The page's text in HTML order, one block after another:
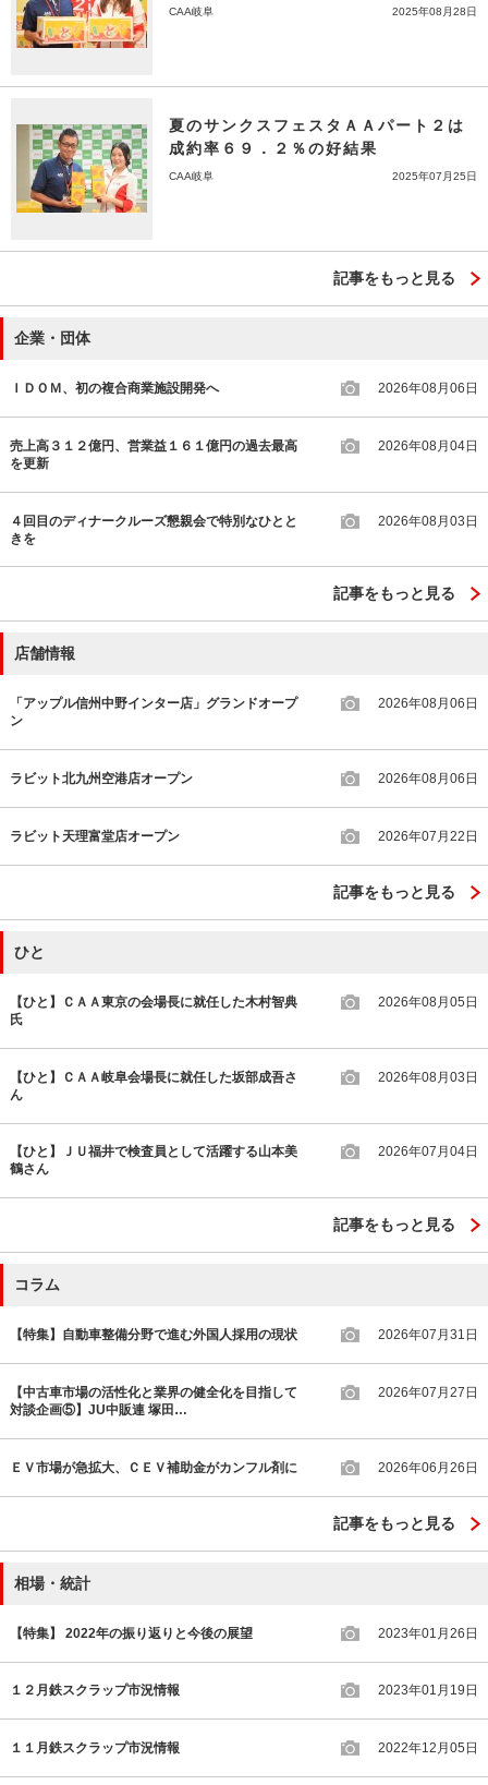
CAA岐阜 2025年08月28日
夏のサンクスフェスタＡＡパート２は
成約率６９．２％の好結果
CAA岐阜 2025年07月25日
記事をもっと見る
企業・団体
ＩＤＯＭ、初の複合商業施設開発へ 2026年08月06日
売上高３１２億円、営業益１６１億円の過去最高
を更新
2026年08月04日
４回目のディナークルーズ懇親会で特別なひとと
きを
2026年08月03日
記事をもっと見る
店舗情報
「アップル信州中野インター店」グランドオープ
ン
2026年08月06日
ラビット北九州空港店オープン 2026年08月06日
ラビット天理富堂店オープン 2026年07月22日
記事をもっと見る
ひと
【ひと】ＣＡＡ東京の会場長に就任した木村智典
氏
2026年08月05日
【ひと】ＣＡＡ岐阜会場長に就任した坂部成吾さ
ん
2026年08月03日
【ひと】ＪＵ福井で検査員として活躍する山本美
鶴さん
2026年07月04日
記事をもっと見る
コラム
【特集】自動車整備分野で進む外国人採用の現状 2026年07月31日
【中古車市場の活性化と業界の健全化を目指して
対談企画⑤】JU中販連 塚田…
2026年07月27日
ＥＶ市場が急拡大、ＣＥＶ補助金がカンフル剤に 2026年06月26日
記事をもっと見る
相場・統計
【特集】 2022年の振り返りと今後の展望 2023年01月26日
１２月鉄スクラップ市況情報 2023年01月19日
１１月鉄スクラップ市況情報 2022年12月05日